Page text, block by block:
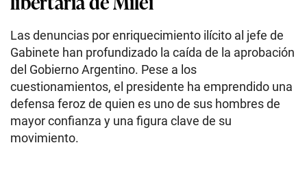
Las denuncias por enriquecimiento ilícito al jefe de
Gabinete han profundizado la caída de la aprobación
del Gobierno Argentino. Pese a los
cuestionamientos, el presidente ha emprendido una
defensa feroz de quien es uno de sus hombres de
mayor confianza y una figura clave de su
movimiento.